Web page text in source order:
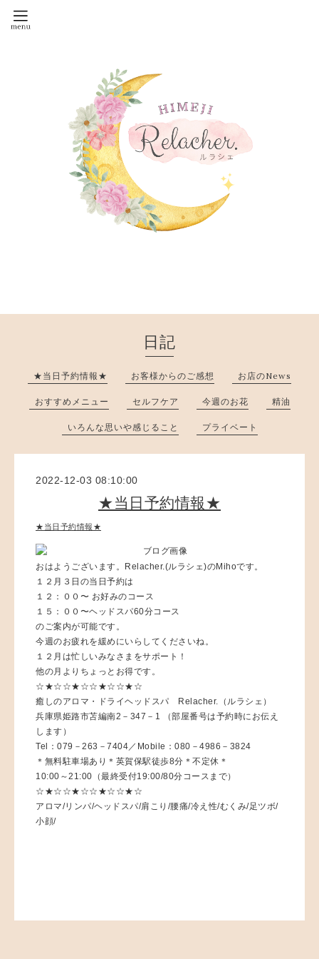
日記
★当日予約情報★ お客様からのご感想 お店のNews
おすすめメニュー セルフケア 今週のお花 精油
いろんな思いや感じること プライベート
2022-12-03 08:10:00
★当日予約情報★
★当日予約情報★
おはようございます。Relacher.(ルラシェ)のMihoです。
１２月３日の当日予約は
１２：００〜 お好みのコース
１５：００〜ヘッドスパ60分コース
のご案内が可能です。
今週のお疲れを緩めにいらしてくださいね。
１２月は忙しいみなさまをサポート！
他の月よりちょっとお得です。
☆★☆☆★☆☆★☆☆★☆
癒しのアロマ・ドライヘッドスパ Relacher.（ルラシェ）
兵庫県姫路市苫編南2－347－1 （部屋番号は予約時にお伝え
します）
Tel：079－263－7404／Mobile：080－4986－3824
＊無料駐車場あり＊英賀保駅徒歩8分＊不定休＊
10:00～21:00（最終受付19:00/80分コースまで）
☆★☆☆★☆☆★☆☆★☆
アロマ/リンパ/ヘッドスパ/肩こり/腰痛/冷え性/むくみ/足ツボ/
小顔/